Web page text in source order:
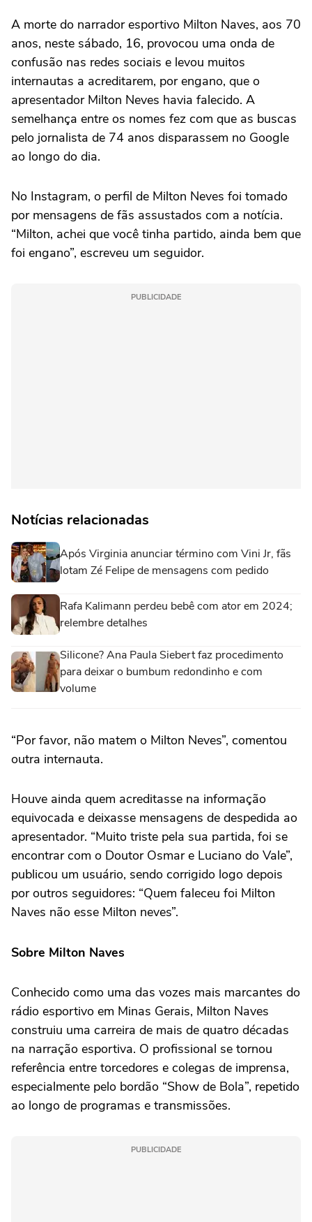
A morte do narrador esportivo Milton Naves, aos 70
anos, neste sábado, 16, provocou uma onda de
confusão nas redes sociais e levou muitos
internautas a acreditarem, por engano, que o
apresentador Milton Neves havia falecido. A
semelhança entre os nomes fez com que as buscas
pelo jornalista de 74 anos disparassem no Google
ao longo do dia.
No Instagram, o perfil de Milton Neves foi tomado
por mensagens de fãs assustados com a notícia.
“Milton, achei que você tinha partido, ainda bem que
foi engano”, escreveu um seguidor.
PUBLICIDADE
Notícias relacionadas
Após Virginia anunciar término com Vini Jr, fãs
lotam Zé Felipe de mensagens com pedido
Rafa Kalimann perdeu bebê com ator em 2024;
relembre detalhes
Silicone? Ana Paula Siebert faz procedimento
para deixar o bumbum redondinho e com
volume
“Por favor, não matem o Milton Neves”, comentou
outra internauta.
Houve ainda quem acreditasse na informação
equivocada e deixasse mensagens de despedida ao
apresentador. “Muito triste pela sua partida, foi se
encontrar com o Doutor Osmar e Luciano do Vale”,
publicou um usuário, sendo corrigido logo depois
por outros seguidores: “Quem faleceu foi Milton
Naves não esse Milton neves”.
Sobre Milton Naves
Conhecido como uma das vozes mais marcantes do
rádio esportivo em Minas Gerais, Milton Naves
construiu uma carreira de mais de quatro décadas
na narração esportiva. O profissional se tornou
referência entre torcedores e colegas de imprensa,
especialmente pelo bordão “Show de Bola”, repetido
ao longo de programas e transmissões.
PUBLICIDADE